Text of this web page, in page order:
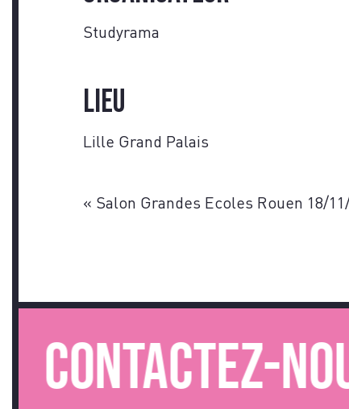
Studyrama
Lieu
Lille Grand Palais
« Salon Grandes Ecoles Rouen 18/
nous.